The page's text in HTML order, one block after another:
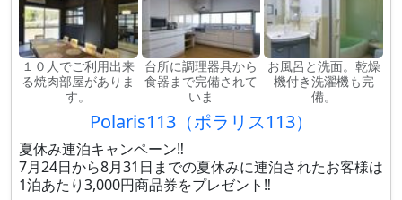
１０人でご利用出来
る焼肉部屋がありま
す。
台所に調理器具から
食器まで完備されて
いま
お風呂と洗面。乾燥
機付き洗濯機も完
備。
Polaris113（ポラリス113）
夏休み連泊キャンペーン‼️
7月24日から8月31日までの夏休みに連泊されたお客様は
1泊あたり3,000円商品券をプレゼント‼️